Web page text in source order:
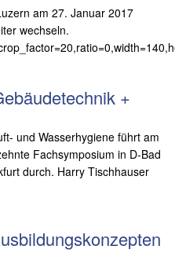
am 27. Januar 2017
wechseln.
+
und Wasserhygiene führt am
Fachsymposium in D-Bad
durch. Harry Tischhauser